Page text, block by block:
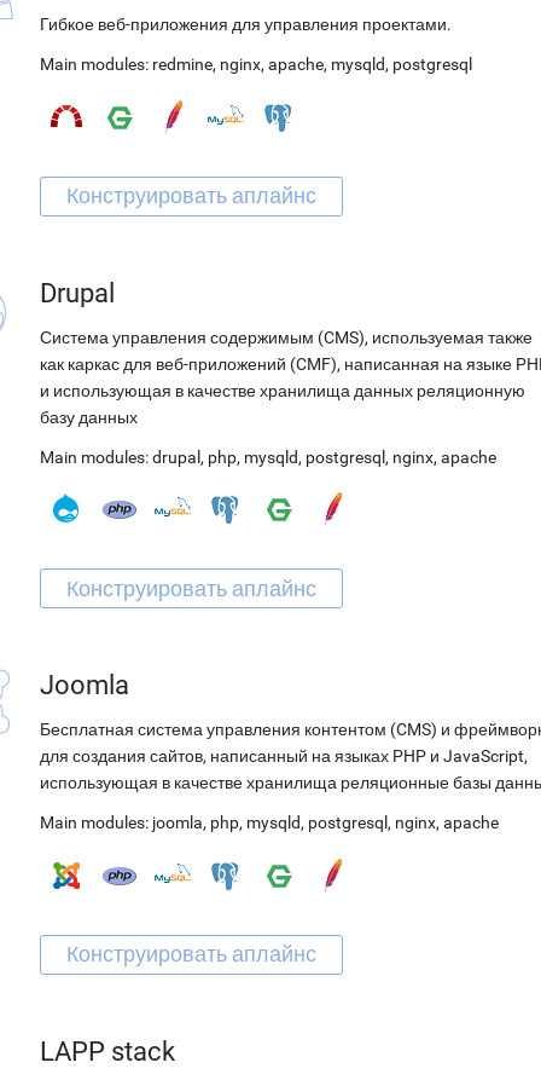
Гибкое веб-приложения для управления проектами.
Main modules: redmine, nginx, apache, mysqld, postgresql
Drupal
Система управления содержимым (CMS), используемая также
как каркас для веб-приложений (CMF), написанная на языке
и использующая в качестве хранилища данных реляционную
базу данных
Main modules:drupal, php, mysqld, postgresql, nginx, apache
Joomla
Бесплатная система управления контентом (CMS) и
для создания сайтов, написанный на языках PHP и JavaScript,
использующая в качестве хранилища реляционные базы
Main modules: joomla, php, mysqld, postgresql , nginx, apache
LAPP stack